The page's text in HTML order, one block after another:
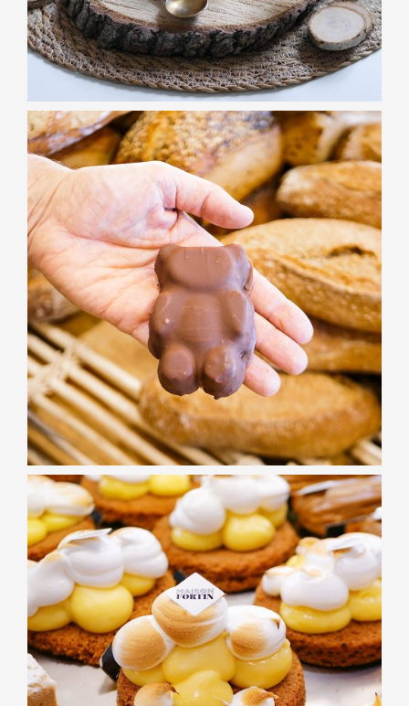
GOÛTER
Nounours
Guimauve
PÂTISSERIES
Tarte au citron